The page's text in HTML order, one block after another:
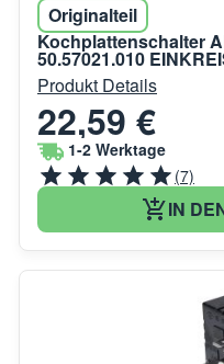
Originalteil
Kochplattenschalter
50.57021.010
Produkt Details
22,59 €
1-2 Werktage
(7)
IN